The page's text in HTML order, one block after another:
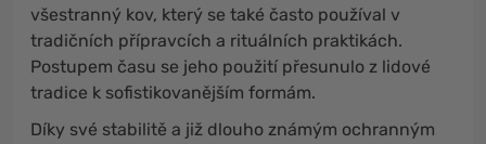
všestranný kov, který se také často používal v
tradičních přípravcích a rituálních praktikách.
Postupem času se jeho použití přesunulo z lidové
tradice k sofistikovanějším formám.
Díky své stabilitě a již dlouho známým ochranným